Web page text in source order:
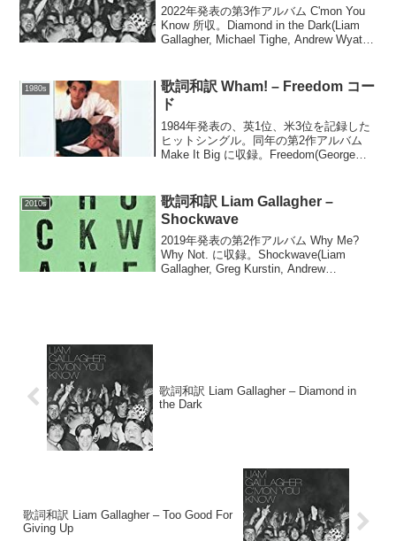
2022年発表の第3作アルバム C'mon You
Know 所収。Diamond in the Dark(Liam
Gallagher, Michael Tighe, Andrew Wyatt)I
1980s
歌詞和訳 Wham! – Freedom コー
ド
1984年発表の、英1位、米3位を記録した
ヒットシングル。同年の第2作アルバム
Make It Big に収録。Freedom(George
2010s
歌詞和訳 Liam Gallagher –
Shockwave
2019年発表の第2作アルバム Why Me?
Why Not. に収録。Shockwave(Liam
Gallagher, Greg Kurstin, Andrew
歌詞和訳 Liam Gallagher – Diamond in
the Dark
歌詞和訳 Liam Gallagher – Too Good For
Giving Up